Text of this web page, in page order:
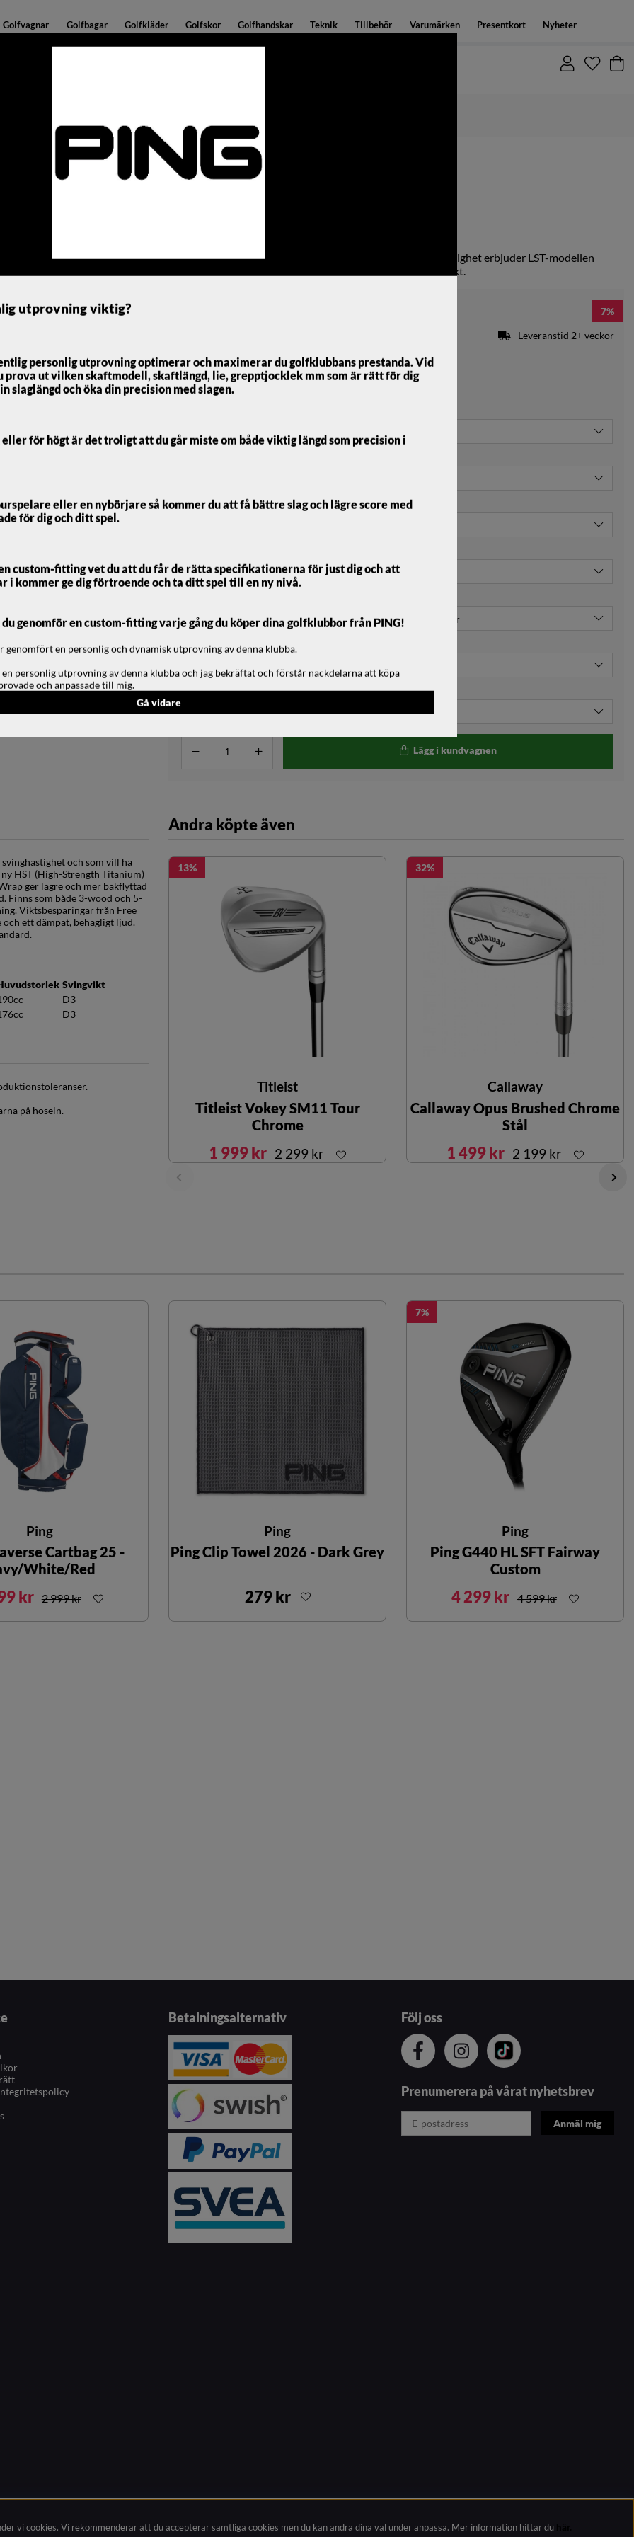
Golfvagnar Golfbagar Golfkläder Golfskor Golfhandskar Teknik Tillbehör Varumärken Presentkort Nyheter
Fairwaywood i titanium för spelare med snabbare svinghastighet erbjuder LST-modellen
mindre spinn och mer kontroll med en penetrerande bollflykt.
Vårt lägsta pris 1-30 dagar innan prissänkning: 6899 kr
7
Leveranstid 2+ veckor
Välj skaft:
Antal lager tape:
Logo Down:
Lägg i kundvagnen
och som vill ha
HST (High-Strength Titanium)
ger lägre och mer bakflyttad
Finns som både 3-wood och 5-
Viktsbesparingar från Free
ett dämpat, behagligt ljud.
Svingvikt
D3
D3
på hoseln.
Andra köpte även
13
Titleist
Titleist Vokey SM11 Tour
Chrome
1 999 kr 2 299 kr
32
Callaway
Callaway Opus Brushed Chrome
Stål
1 499 kr 2 199 kr
Ping
Cartbag 25 -
White/Red
kr 2 999 kr
Ping
Ping Clip Towel 2026 - Dark Grey
279 kr
7
Ping
Ping G440 HL SFT Fairway
Custom
4 299 kr 4 599 kr
utprovning viktig?
personlig utprovning optimerar och maximerar du golfklubbans prestanda. Vid
prova ut vilken skaftmodell, skaftlängd, lie, grepptjocklek mm som är rätt för dig
slaglängd och öka din precision med slagen.
för högt är det troligt att du går miste om både viktig längd som precision i
eller en nybörjare så kommer du att få bättre slag och lägre score med
för dig och ditt spel.
custom-fitting vet du att du får de rätta specifikationerna för just dig och att
i kommer ge dig förtroende och ta ditt spel till en ny nivå.
genomför en custom-fitting varje gång du köper dina golfklubbor från PING!
genomfört en personlig och dynamisk utprovning av denna klubba.
personlig utprovning av denna klubba och jag bekräftat och förstår nackdelarna att köpa
och anpassade till mig.
Gå vidare
Betalningsalternativ Följ oss
Prenumerera på vårat nyhetsbrev
vi cookies. Vi rekommenderar att du accepterar samtliga cookies men du kan ändra dina val under anpassa. Mer information hittar du